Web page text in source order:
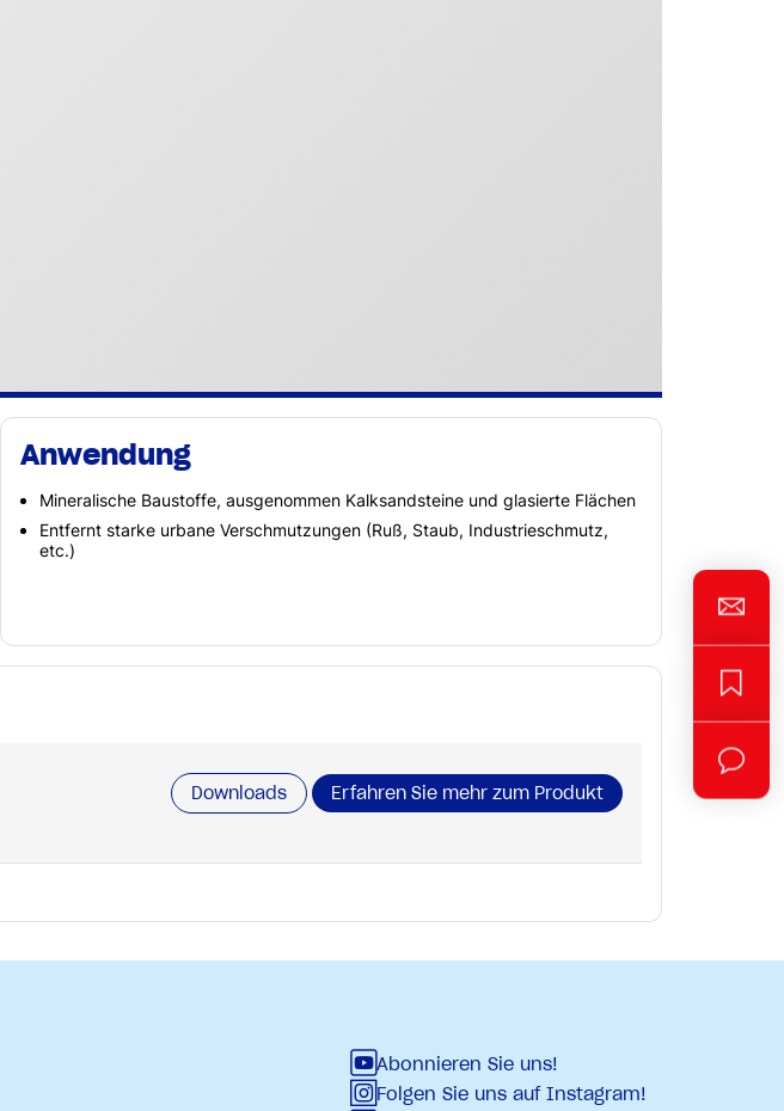
Anwendung
Mineralische Baustoffe, ausgenommen Kalksandsteine und glasierte Flächen
Entfernt starke urbane Verschmutzungen (Ruß, Staub, Industrieschmutz,
etc.)
Downloads Erfahren Sie mehr zum Produkt
Abonnieren Sie uns!
Folgen Sie uns auf Instagram!